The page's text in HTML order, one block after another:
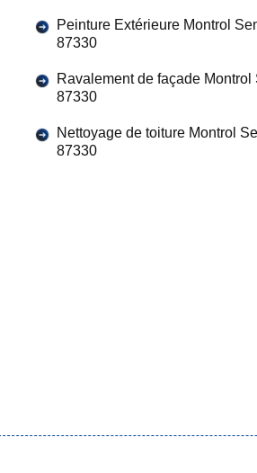
Peinture Extérieure Montrol
87330
Ravalement de façade Montrol
87330
Nettoyage de toiture Montrol
87330